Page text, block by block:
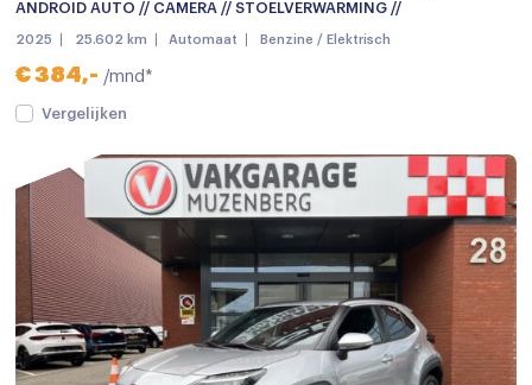
Parkeersensor achter
Parkeersensor voor en achter
verwarmde zijspiegels
Achteruitrijcamera
Audio installatie
Audio installatie premium
ANDROID AUTO // CAMERA // STOELVERWARMING //
2025 25.602 km Automaat Benzine / Elektrisch
€ 384,- /mnd*
Vergelijken